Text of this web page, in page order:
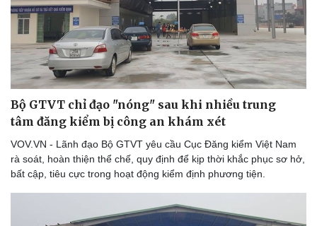
Bộ GTVT chỉ đạo "nóng" sau khi nhiều trung
tâm đăng kiểm bị công an khám xét
VOV.VN - Lãnh đạo Bộ GTVT yêu cầu Cục Đăng kiểm Việt Nam
rà soát, hoàn thiện thể chế, quy định để kịp thời khắc phục sơ hở,
bất cập, tiêu cực trong hoạt động kiểm định phương tiện.